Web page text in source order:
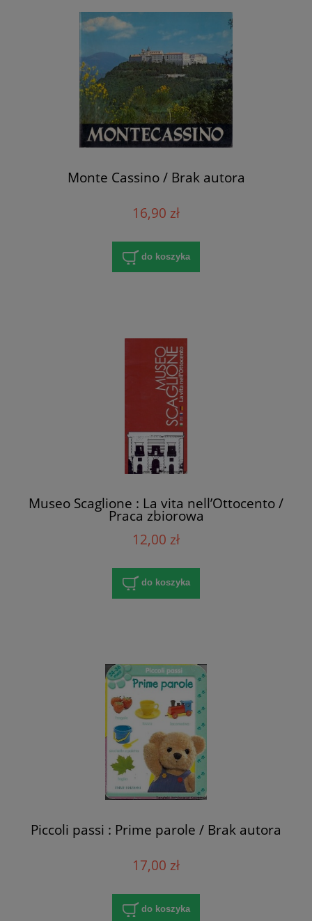
Monte Cassino / Brak autora
16,90 zł
do koszyka
Museo Scaglione : La vita nell’Ottocento /
Praca zbiorowa
12,00 zł
do koszyka
Piccoli passi : Prime parole / Brak autora
17,00 zł
do koszyka